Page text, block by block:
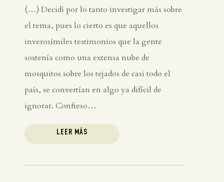
(…) Decidí por lo tanto investigar más sobre
el tema, pues lo cierto es que aquellos
inverosímiles testimonios que la gente
sostenía como una extensa nube de
mosquitos sobre los tejados de casi todo el
país, se convertían en algo ya difícil de
ignorar. Confieso…
LEER MÁS